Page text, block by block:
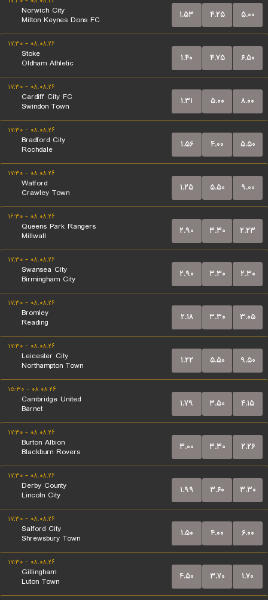
Norwich City
Milton Keynes Dons FC
۱.۵۳ ۴.۲۵ ۵.۰۰
۰۸.۰۸.۲۶ - ۱۷:۳۰
Stoke
Oldham Athletic
۱.۴۰ ۴.۷۵ ۶.۵۰
۰۸.۰۸.۲۶ - ۱۷:۳۰
Cardiff City FC
Swindon Town
۱.۳۱ ۵.۰۰ ۸.۰۰
۰۸.۰۸.۲۶ - ۱۷:۳۰
Bradford City
Rochdale
۱.۵۶ ۴.۰۰ ۵.۵۰
۰۸.۰۸.۲۶ - ۱۷:۳۰
Watford
Crawley Town
۱.۲۵ ۵.۵۰ ۹.۰۰
۰۸.۰۸.۲۶ - ۱۶:۳۰
Queens Park Rangers
Millwall
۲.۹۰ ۳.۳۰ ۲.۲۳
۰۸.۰۸.۲۶ - ۱۷:۳۰
Swansea City
Birmingham City
۲.۹۰ ۳.۳۰ ۲.۳۰
۰۸.۰۸.۲۶ - ۱۷:۳۰
Bromley
Reading
۲.۱۸ ۳.۳۰ ۳.۰۵
۰۸.۰۸.۲۶ - ۱۷:۳۰
Leicester City
Northampton Town
۱.۲۲ ۵.۵۰ ۹.۵۰
۰۸.۰۸.۲۶ - ۱۵:۳۰
Cambridge United
Barnet
۱.۷۹ ۳.۵۰ ۴.۱۵
۰۸.۰۸.۲۶ - ۱۷:۳۰
Burton Albion
Blackburn Rovers
۳.۰۰ ۳.۳۰ ۲.۲۶
۰۸.۰۸.۲۶ - ۱۷:۳۰
Derby County
Lincoln City
۱.۹۹ ۳.۶۰ ۳.۳۰
۰۸.۰۸.۲۶ - ۱۷:۳۰
Salford City
Shrewsbury Town
۱.۵۰ ۴.۰۰ ۶.۰۰
۰۸.۰۸.۲۶ - ۱۷:۳۰
Gillingham
Luton Town
۴.۵۰ ۳.۷۰ ۱.۷۰